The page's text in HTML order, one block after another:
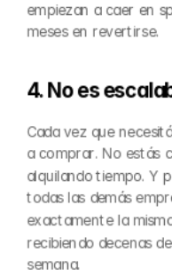
empiezan a caer en
meses en revertirse.
4. No es
Cada vez que
a comprar. No estás
alquilando tiempo. Y
todas las demás
exactamente la
recibiendo decenas
semana.